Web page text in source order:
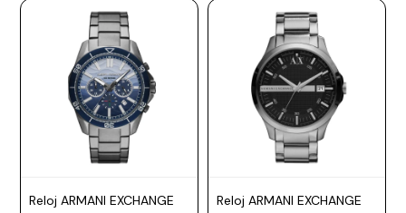
Reloj ARMANI EXCHANGE
Reloj ARMANI EXCHANGE